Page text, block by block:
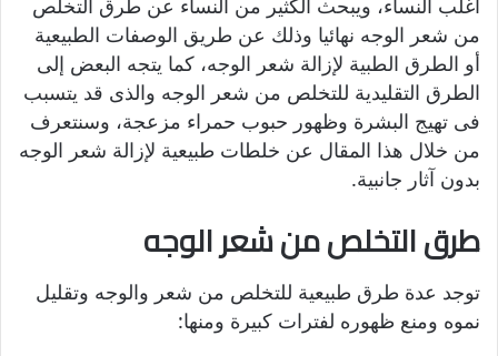
أغلب النساء، ويبحث الكثير من النساء عن طرق التخلص
من شعر الوجه نهائيا وذلك عن طريق الوصفات الطبيعية
أو الطرق الطبية لإزالة شعر الوجه، كما يتجه البعض إلى
الطرق التقليدية للتخلص من شعر الوجه والذى قد يتسبب
فى تهيج البشرة وظهور حبوب حمراء مزعجة، وسنتعرف
من خلال هذا المقال عن خلطات طبيعية لإزالة شعر الوجه
بدون آثار جانبية.
طرق التخلص من شعر الوجه
توجد عدة طرق طبيعية للتخلص من شعر والوجه وتقليل
نموه ومنع ظهوره لفترات كبيرة ومنها: